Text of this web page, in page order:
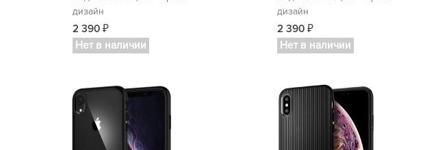
дизайн
2 390 ₽
Нет в наличии
дизайн
2 390 ₽
Нет в наличии